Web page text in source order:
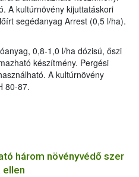
A kultúrnövény kijuttatáskori
segédanyag Arrest (0,5 l/ha).
0,8-1,0 l/ha dózisú, őszi
készítmény. Pergési
A kultúrnövény
80-87.
három növényvédő szer
ellen